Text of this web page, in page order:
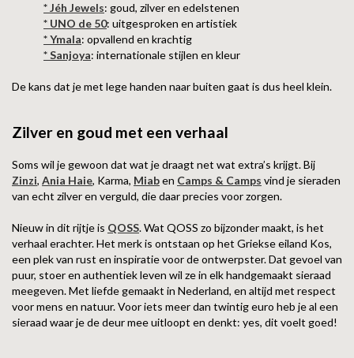
* Jéh Jewels: goud, zilver en edelstenen
* UNO de 50: uitgesproken en artistiek
* Ymala: opvallend en krachtig
* Sanjoya: internationale stijlen en kleur
De kans dat je met lege handen naar buiten gaat is dus heel klein.
Zilver en goud met een verhaal
Soms wil je gewoon dat wat je draagt net wat extra’s krijgt. Bij
Zinzi, Ania Haie, Karma, Miaben Camps & Camps vind je sieraden
van echt zilver en verguld, die daar precies voor zorgen.
Nieuw in dit rijtje is QOSS. Wat QOSS zo bijzonder maakt, is het
verhaal erachter. Het merk is ontstaan op het Griekse eiland Kos,
een plek van rust en inspiratie voor de ontwerpster. Dat gevoel van
puur, stoer en authentiek leven wil ze in elk handgemaakt sieraad
meegeven. Met liefde gemaakt in Nederland, en altijd met respect
voor mens en natuur. Voor iets meer dan twintig euro heb je al een
sieraad waar je de deur mee uitloopt en denkt: yes, dit voelt goed!